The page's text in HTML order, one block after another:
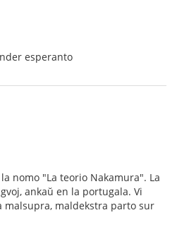
esperanto
nomo "La teorio Nakamura". La
ankaŭ en la portugala. Vi
malsupra, maldekstra parto sur